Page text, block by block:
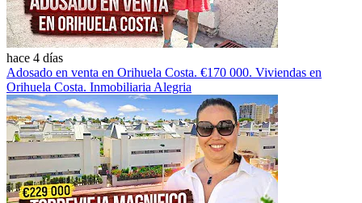
hace 4 días
Adosado en venta en Orihuela Costa. €170 000. Viviendas en
Orihuela Costa. Inmobiliaria Alegria